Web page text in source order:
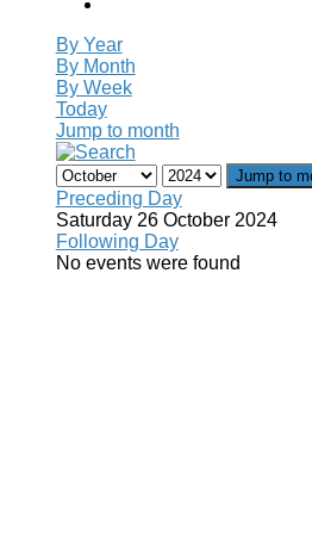
By Year
By Month
By Week
Today
Jump to month
Jump to
Preceding Day
Saturday 26 October 2024
Following Day
No events were found